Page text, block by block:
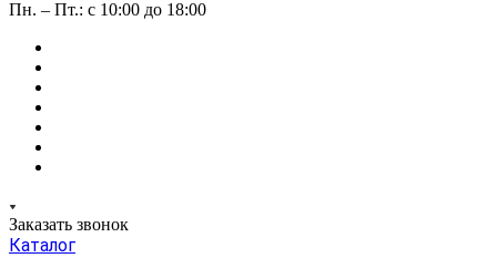
Пн. – Пт.: с 10:00 до 18:00
Заказать звонок
Каталог